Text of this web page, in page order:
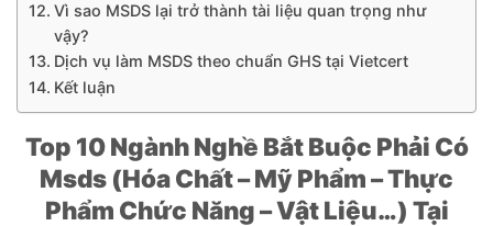
Vì sao MSDS lại trở thành tài liệu quan trọng như
vậy?
Dịch vụ làm MSDS theo chuẩn GHS tại Vietcert
Kết luận
Top 10 Ngành Nghề Bắt Buộc Phải Có
Msds (Hóa Chất – Mỹ Phẩm – Thực
Phẩm Chức Năng – Vật Liệu…) Tại